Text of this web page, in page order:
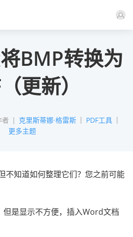
BMP转换为
更新）
者 克里斯蒂娜·格雷斯
PDF工具
更多主题
评论
不知道如何整理它们？您之前可能
但是显示不方便，插入Word文档